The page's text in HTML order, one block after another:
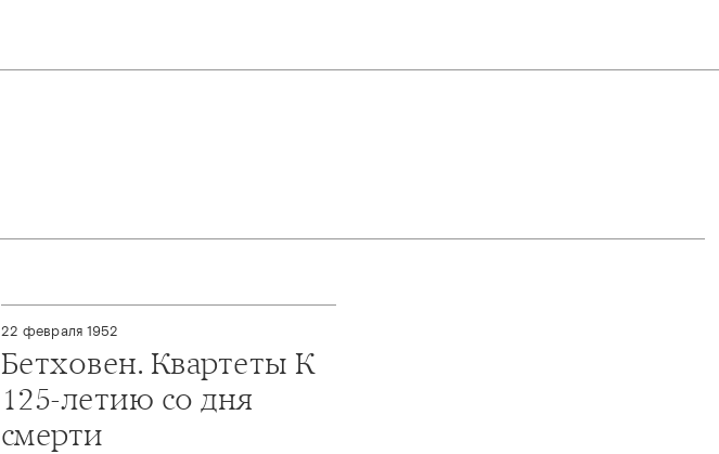
22 февраля 1952
Бетховен. Квартеты К
125-летию со дня
смерти